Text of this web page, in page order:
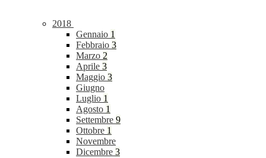
2018
Gennaio 1
Febbraio 3
Marzo 2
Aprile 3
Maggio 3
Giugno
Luglio 1
Agosto 1
Settembre 9
Ottobre 1
Novembre
Dicembre 3